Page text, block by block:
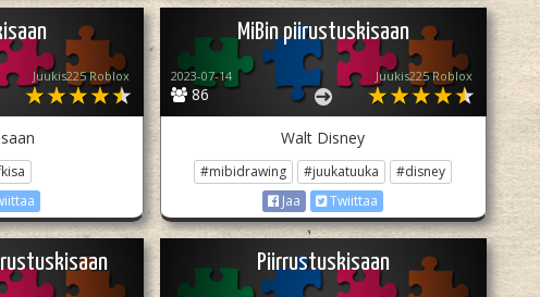
Juukis225 Roblox
MiBin piirustuskisaan
86
2023-07-14 Juukis225 Roblox
Walt Disney
#mibidrawing #juukatuuka
#disney
Jaa
Twiittaa
Piirrustuskisaan